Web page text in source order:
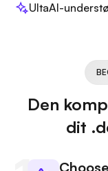
UltaAI-
Den
dit